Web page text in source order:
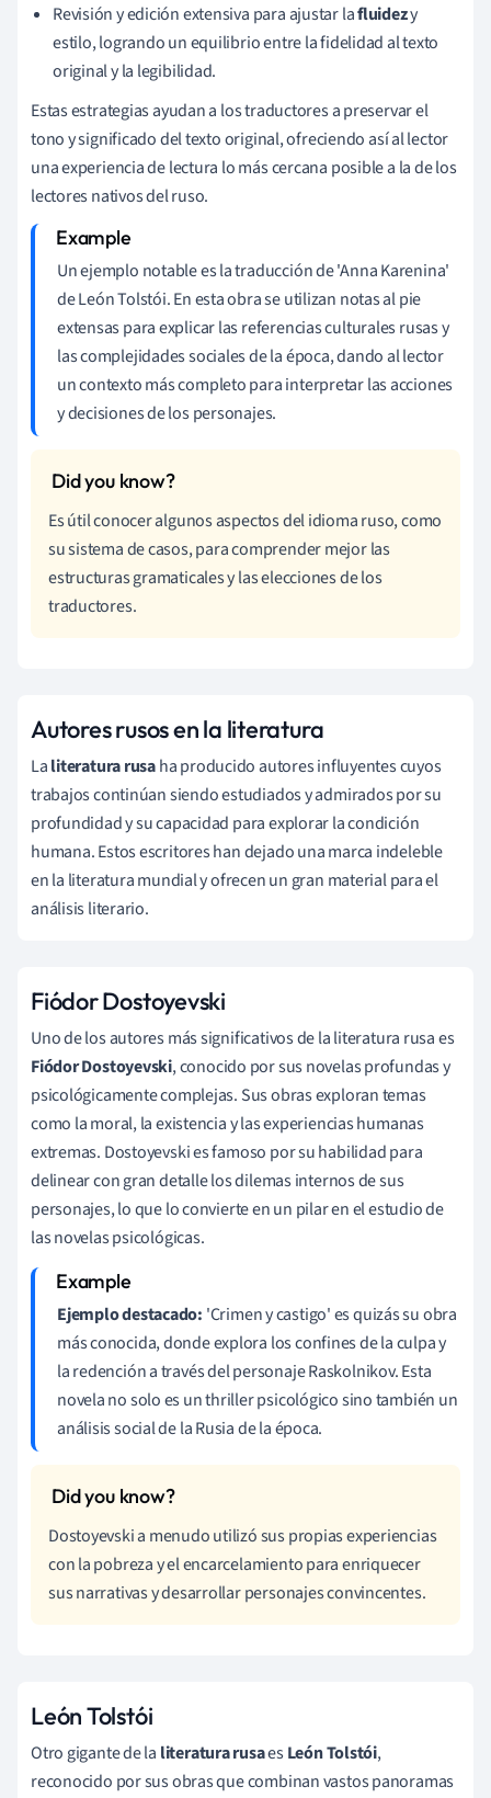
Revisión y edición extensiva para ajustar lafluidezy
estilo, logrando un equilibrio entre la fidelidad al texto
original y la legibilidad.
Estas estrategias ayudan a los traductores a preservar el
tono y significado del texto original, ofreciendo así al lector
una experiencia de lectura lo más cercana posible a la de los
lectores nativos del ruso.
Un ejemplo notable es la traducción de 'Anna Karenina'
de León Tolstói. En esta obra se utilizan notas al pie
extensas para explicar las referencias culturales rusas y
las complejidades sociales de la época, dando al lector
un contexto más completo para interpretar las acciones
y decisiones de los personajes.
Es útil conocer algunos aspectos del idioma ruso, como
su sistema de casos, para comprender mejor las
estructuras gramaticales y las elecciones de los
traductores.
Autores rusos en la literatura
Laliteratura rusaha producido autores influyentes cuyos
trabajos continúan siendo estudiados y admirados por su
profundidad y su capacidad para explorar la condición
humana. Estos escritores han dejado una marca indeleble
en la literatura mundial y ofrecen un gran material para el
análisis literario.
Fiódor Dostoyevski
Uno de los autores más significativos de la literatura rusa es
Fiódor Dostoyevski, conocido por sus novelas profundas y
psicológicamente complejas. Sus obras exploran temas
como la moral, la existencia y las experiencias humanas
extremas. Dostoyevski es famoso por su habilidad para
delinear con gran detalle los dilemas internos de sus
personajes, lo que lo convierte en un pilar en el estudio de
las novelas psicológicas.
Ejemplo destacado: 'Crimen y castigo' es quizás su obra
más conocida, donde explora los confines de la culpa y
la redención a través del personaje Raskolnikov. Esta
novela no solo es un thriller psicológico sino también un
análisis social de la Rusia de la época.
Dostoyevski a menudo utilizó sus propias experiencias
con la pobreza y el encarcelamiento para enriquecer
sus narrativas y desarrollar personajes convincentes.
León Tolstói
Otro gigante de la literatura rusaesLeón Tolstói,
reconocido por sus obras que combinan vastos panoramas